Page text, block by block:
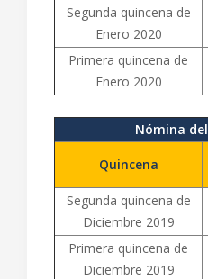
Segunda quincena de
Enero 2020
Primera quincena de
Enero 2020
Nómina
Quincena
Segunda quincena de
Diciembre 2019
Primera quincena de
Diciembre 2019